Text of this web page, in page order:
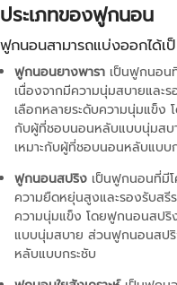
ประเภทของฟูกนอน
ฟูกนอนสามารถแบ่งออกได้เ
ฟูกนอนยางพารา เป็นฟูกนอน
เนื่องจากมีความนุ่มสบายและ
เลือกหลายระดับความนุ่มแข็ง
กับผู้ที่ชอบนอนหลับแบบนุ่มสบ
เหมาะกับผู้ที่ชอบนอนหลับแบบ
ฟูกนอนสปริง เป็นฟูกนอนที่มี
ความยืดหยุ่นสูงและรองรับสรี
ความนุ่มแข็ง โดยฟูกนอนสปริ
แบบนุ่มสบาย ส่วนฟูกนอนสปริ
หลับแบบกระชับ